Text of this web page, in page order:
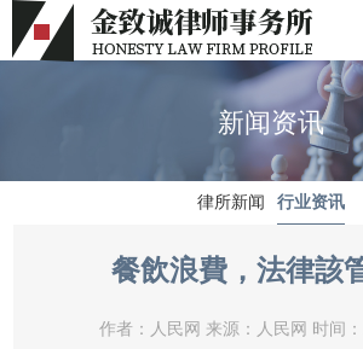
新闻资讯
律所新闻 行业资讯
餐飲浪費，法律該
作者：人民网 来源：人民网 时间：